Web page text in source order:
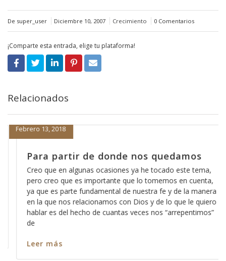
De super_user Diciembre 10, 2007 Crecimiento 0 Comentarios
¡Comparte esta entrada, elige tu plataforma!
Relacionados
Para partir de donde nos quedamos
Febrero 13, 2018
Creo que en algunas ocasiones ya he tocado este tema,
pero creo que es importante que lo tomemos en cuenta,
ya que es parte fundamental de nuestra fe y de la manera
en la que nos relacionamos con Dios y de lo que le quiero
hablar es del hecho de cuantas veces nos “arrepentimos”
Leer más